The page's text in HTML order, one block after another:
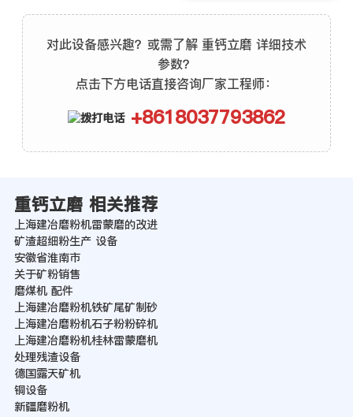
对此设备感兴趣？或需了解 重钙立磨 详细技术
参数？
点击下方电话直接咨询厂家工程师：
+8618037793862
重钙立磨 相关推荐
上海建冶磨粉机雷蒙磨的改进
矿渣超细粉生产 设备
安徽省淮南市
关于矿粉销售
磨煤机 配件
上海建冶磨粉机铁矿尾矿制砂
上海建冶磨粉机石子粉粉碎机
上海建冶磨粉机桂林雷蒙磨机
处理残渣设备
德国露天矿机
铜设备
新疆磨粉机